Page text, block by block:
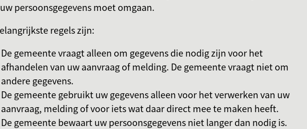
persoonsgegevens moet omgaan.
regels zijn:
De gemeente vraagt alleen om gegevens die nodig zijn voor het
afhandelen van uw aanvraag of melding. De gemeente vraagt niet om
andere gegevens.
De gemeente gebruikt uw gegevens alleen voor het verwerken van uw
aanvraag, melding of voor iets wat daar direct mee te maken heeft.
De gemeente bewaart uw persoonsgegevens niet langer dan nodig is.